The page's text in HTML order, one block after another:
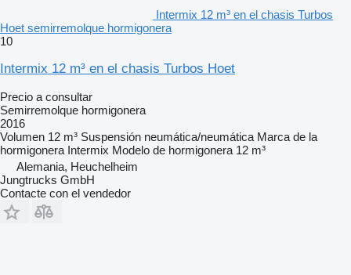
Intermix 12 m³ en el chasis Turbos
Hoet semirremolque hormigonera
10
Intermix 12 m³ en el chasis Turbos Hoet
Precio a consultar
Semirremolque hormigonera
2016
Volumen 12 m³ Suspensión neumática/neumática Marca de la
hormigonera Intermix Modelo de hormigonera 12 m³
Alemania, Heuchelheim
Jungtrucks GmbH
Contacte con el vendedor